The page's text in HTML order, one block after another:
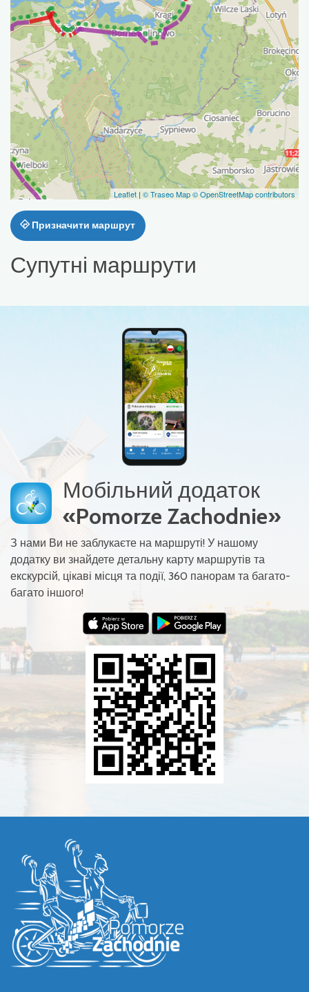
Leaflet | © Traseo Map© OpenStreetMap contributors
Призначити маршрут
Супутні маршрути
Мобільний додаток
«Pomorze Zachodnie»
З нами Ви не заблукаєте на маршруті! У нашому
додатку ви знайдете детальну карту маршрутів та
екскурсій, цікаві місця та події, 360 панорам та багато-
багато іншого!